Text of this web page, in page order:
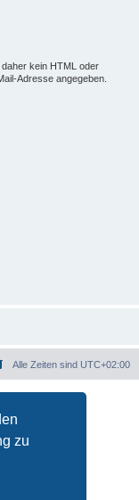
zu
kein HTML oder
Adresse angegeben.
Alle Zeiten sind UTC+02:00